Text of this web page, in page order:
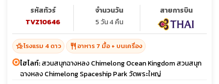
รหัสทัวร์
TVZ10646
จำนวนวัน
5 วัน 4 คืน
สายการบิน
hotel_classโรงแรม 4 ดาว restaurant อาหาร 7 มื้อ + บนเครื่อง
ไฮไลท์:สวนสนุกฉางหลง Chimelong Ocean Kingdom สวนสนุก
ฉางหลง Chimelong Spaceship Park วัดพระใหญ่